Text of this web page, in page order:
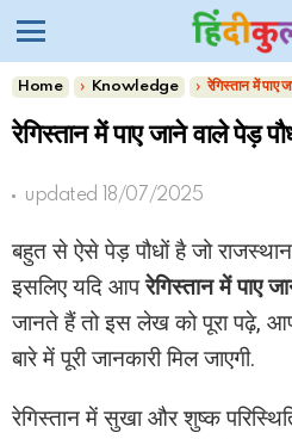
You are here:
Home Knowledge रेगिस्तान में पाए जाने वाले पेड़
रेगिस्तान में पाए जाने वाले पेड़
updated 18/07/2025
बहुत से ऐसे पेड़ पौधों है जो
इसलिए यदि आपरेगिस्तान में पाए
जानते हैं तो इस लेख को पूरा पढ़े,
बारे में पूरी जानकारी मिल जाएगी.
रेगिस्तान में सुखा और शुष्क